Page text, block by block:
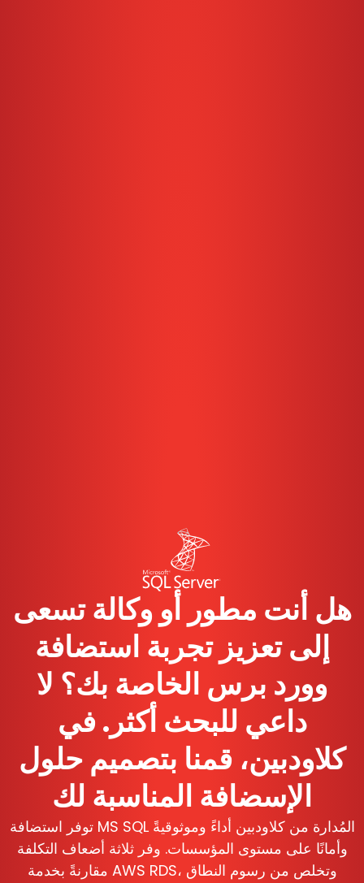
هل أنت مطور أو وكالة تسعى
إلى تعزيز تجربة استضافة
وورد برس الخاصة بك؟ لا
داعي للبحث أكثر. في
كلاودبين، قمنا بتصميم حلول
الإسضافة المناسبة لك
توفر استضافة MS SQL المُدارة من كلاودبين أداءً وموثوقيةً
وأمانًا على مستوى المؤسسات. وفر ثلاثة أضعاف التكلفة
مقارنةً بخدمة AWS RDS، وتخلص من رسوم النطاق